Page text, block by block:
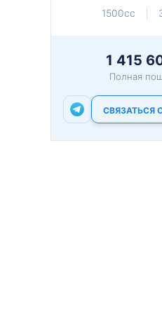
1500cc
1 415
Полная
СВЯЗАТЬСЯ